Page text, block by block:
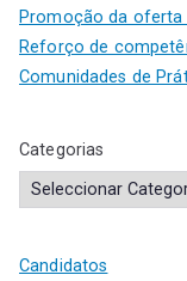
Promoção da
Reforço de
Comunidades de
Categorias
Candidatos